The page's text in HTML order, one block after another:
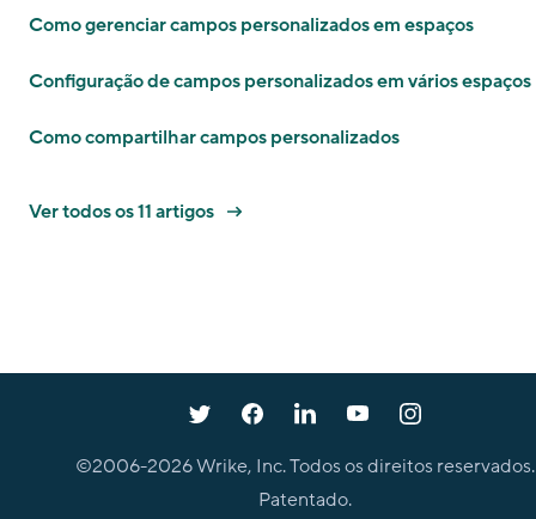
Como gerenciar campos personalizados em espaços
Configuração de campos personalizados em vários espaços
Como compartilhar campos personalizados
Ver todos os 11 artigos
©2006-2026Wrike, Inc. Todos os direitos reservados.
Patentado.